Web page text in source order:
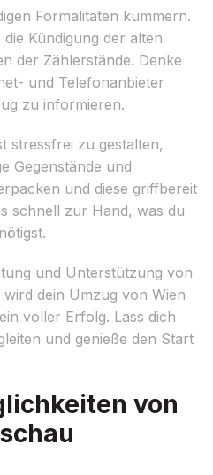
Formalitäten kümmern.
Kündigung der alten
der Zählerstände. Denke
und Telefonanbieter
zu informieren.
stressfrei zu gestalten,
Gegenstände und
und diese griffbereit
schnell zur Hand, was du
und Unterstützung von
dein Umzug von Wien
voller Erfolg. Lass dich
und genieße den Start
von